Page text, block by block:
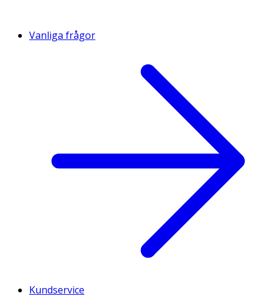
Vanliga frågor
Kundservice